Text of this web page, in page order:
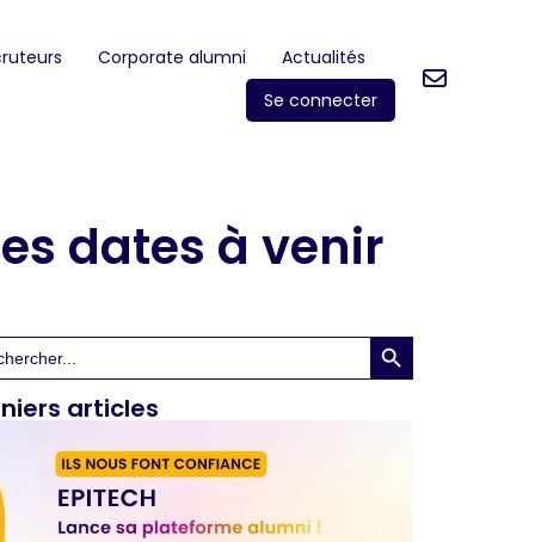
Corporate alumni
Actualités
Se connecter
dates à venir
Search Button
articles